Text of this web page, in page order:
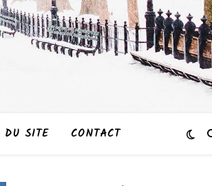
DU SITE CONTACT